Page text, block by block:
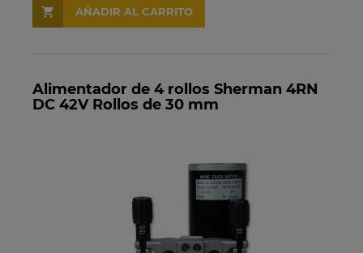
AÑADIR AL CARRITO
Alimentador de 4 rollos Sherman 4RN
DC 42V Rollos de 30 mm